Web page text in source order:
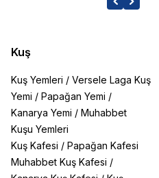
Kuş
Kuş Yemleri / Versele Laga Kuş
Yemi / Papağan Yemi /
Kanarya Yemi / Muhabbet
Kuşu Yemleri
Kuş Kafesi / Papağan Kafesi
Muhabbet Kuş Kafesi /